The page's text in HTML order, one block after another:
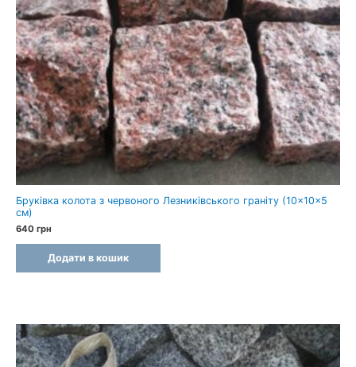
Бруківка колота з червоного Лезниківського граніту (10×10×5
см)
640 грн
Додати в кошик